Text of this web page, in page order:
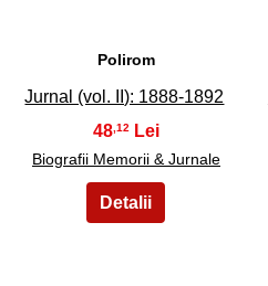
Polirom
Jurnal (vol. II): 1888-1892
48,12
Biografii Memorii & Jurnale